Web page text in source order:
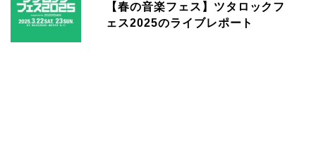
【春の音楽フェス】ツタロックフ
ェス2025のライブレポート